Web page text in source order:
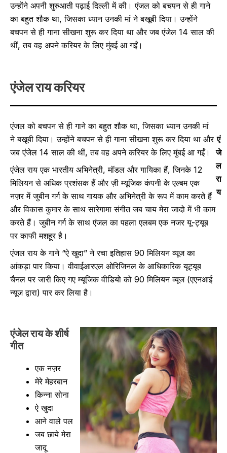
उन्होंने अपनी शुरुआती पढ़ाई दिल्ली में की। एंजल को बचपन से ही गाने
का बहुत शौक था, जिसका ध्यान उनकी मां ने बखूबी दिया। उन्होंने
बचपन से ही गाना सीखना शुरू कर दिया था और जब एंजेल 14 साल की
थीं, तब वह अपने करियर के लिए मुंबई आ गईं।
एंजेल रायकरियर
एंजल को बचपन से ही गाने का बहुत शौक था, जिसका ध्यान उनकी मां
ने बखूबी दिया। उन्होंने बचपन से ही गाना सीखना शुरू कर दिया था और
जब एंजेल 14 साल की थीं, तब वह अपने करियर के लिए मुंबई आ गईं।
एंजेल राय एक भारतीय अभिनेत्री, मॉडल और गायिका हैं, जिनके 12
मिलियन से अधिक प्रशंसक हैं और ज़ी म्यूजिक कंपनी के एल्बम एक
नज़र में जुबीन गर्ग के साथ गायक और अभिनेत्री के रूप में काम करते हैं
और विकास कुमार के साथ सारेगामा संगीत जब चाय मेरा जादो में भी काम
करते हैं। जुबीन गर्ग के साथ एंजल का पहला एलबम एक नजर यू-ट्यूब
पर काफी मशहूर है।
एंजल राय के गाने “ऐ खुदा” ने रचा इतिहास 90 मिलियन व्यूज का
आंकड़ा पार किया। वीवाईआरएल ओरिजिनल के आधिकारिक यूट्यूब
चैनल पर जारी किए गए म्यूजिक वीडियो को 90 मिलियन व्यूज (एएनआई
न्यूज द्वारा) पार कर लिया है।
एं
जे
ल
रा
य
एंजेल राय के शीर्ष
गीत
एक नज़र
मेरे मेहरबान
किन्ना सोना
ऐ खुदा
आने वाले पल
जब छाये मेरा
जादू